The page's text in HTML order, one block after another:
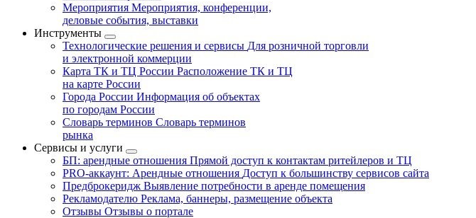
Мероприятия Мероприятия, конференции,
деловые события, выставки
Инструменты
Технологические решения и сервисы Для розничной торговли
и электронной коммерции
Карта ТК и ТЦ России Расположение ТК и ТЦ
на карте России
Города России Информация об объектах
по городам России
Словарь терминов Словарь терминов
рынка
Сервисы и услуги
БП: арендные отношения Прямой доступ к контактам ритейлеров и ТЦ
PRO-аккаунт: Арендные отношения Доступ к большинству сервисов сайта
Предброкеридж Выявление потребности в аренде помещения
Рекламодателю Реклама, баннеры, размещение объекта
Отзывы Отзывы о портале